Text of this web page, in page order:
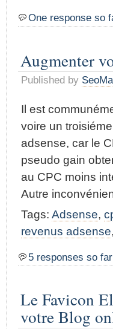
One response so
Augmenter
Published by
Il est
voire un
adsense, car le
pseudo gain
au CPC moins
Autre
Tags: Adsense,
revenus adsense
5 responses so far
Le Favicon
votre Blog